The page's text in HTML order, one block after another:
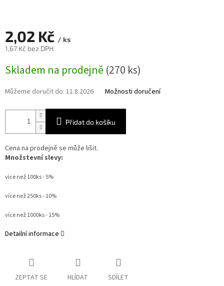
2,02 Kč / ks
1,67 Kč bez DPH
cena:
Skladem na prodejně (270 ks)
Můžeme doručit do: 11.8.2026 Možnosti doručení
Přidat do košíku
Cena na prodejně se může lišit.
Množstevní slevy:
více než 100ks - 5%
více než 250ks - 10%
více než 1000ks - 15%
Detailní informace
ZEPTAT SE HLÍDAT SDÍLET